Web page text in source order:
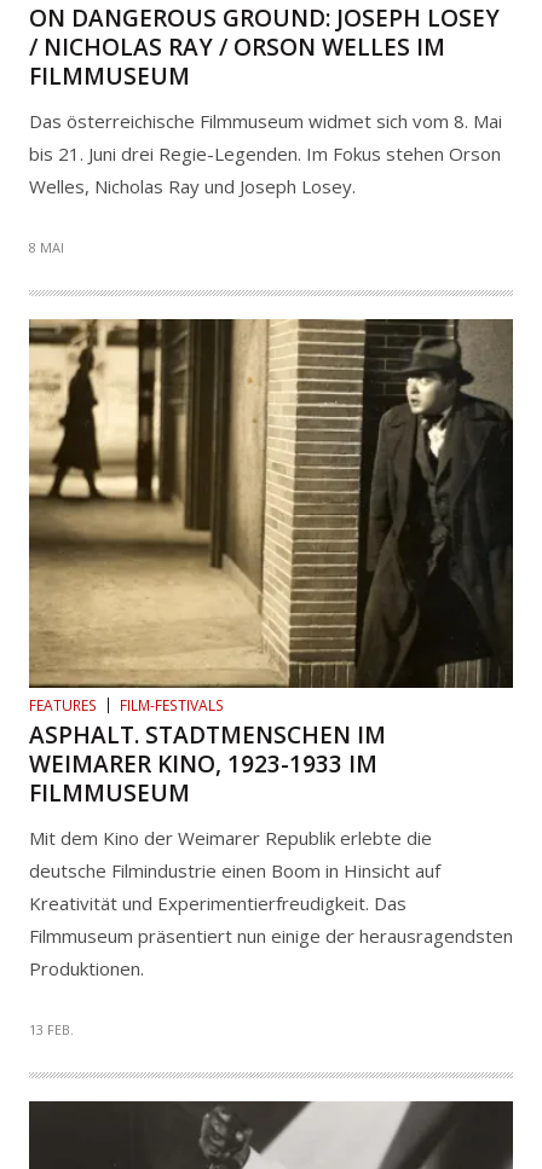
ON DANGEROUS GROUND: JOSEPH LOSEY
/ NICHOLAS RAY / ORSON WELLES IM
FILMMUSEUM
Das österreichische Filmmuseum widmet sich vom 8. Mai
bis 21. Juni drei Regie-Legenden. Im Fokus stehen Orson
Welles, Nicholas Ray und Joseph Losey.
8 MAI
FEATURES FILM-FESTIVALS
ASPHALT. STADTMENSCHEN IM
WEIMARER KINO, 1923-1933 IM
FILMMUSEUM
Mit dem Kino der Weimarer Republik erlebte die
deutsche Filmindustrie einen Boom in Hinsicht auf
Kreativität und Experimentierfreudigkeit. Das
Filmmuseum präsentiert nun einige der herausragendsten
Produktionen.
13 FEB.